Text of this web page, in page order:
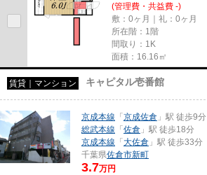
(管理費・共益費 -)
敷：0ヶ月｜礼：0ヶ月
所在階：1階
間取り：1K
面積：16.16㎡
賃貸｜マンション キャピタル壱番館
京成本線 「京成佐倉 」駅 徒歩9分
総武本線 「佐倉 」駅 徒歩18分
京成本線 「大佐倉 」駅 徒歩33分
千葉県佐倉市新町
3.7万円